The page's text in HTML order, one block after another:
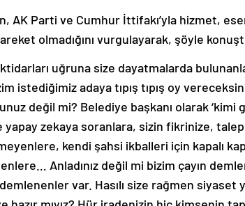
AK Parti ve Cumhur İttifakı’yla hizmet,
olmadığını vurgulayarak, şöyle
uğruna size dayatmalarda
istediğimiz adaya tıpış tıpış oy
değil mi? Belediye başkanı olarak
yapay zekaya soranlara, sizin fikrinize,
kendi şahsi ikballeri için kapalı
Anladınız değil mi bizim çayın
var. Hasılı size rağmen siyaset